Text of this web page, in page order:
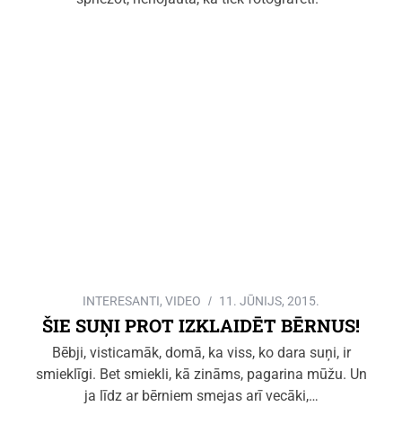
INTERESANTI, VIDEO 11. JŪNIJS, 2015.
ŠIE SUŅI PROT IZKLAIDĒT BĒRNUS!
Bēbji, visticamāk, domā, ka viss, ko dara suņi, ir
smieklīgi. Bet smiekli, kā zināms, pagarina mūžu. Un
ja līdz ar bērniem smejas arī vecāki,…